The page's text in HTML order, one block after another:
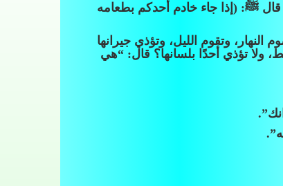
ﷺ: (إذا جاء خادم أحدكم بطعامه
وتقوم الليل، وتؤذي جيرانها
ولا تؤذي أحدًا بلسانها؟ قال: “هي